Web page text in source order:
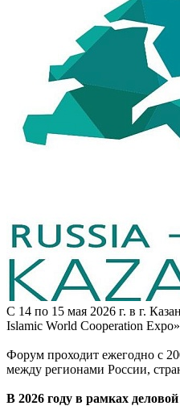
С 14 по 15 мая 2026 г. в г.
Islamic World Cooperation
Форум проходит ежегодно с
между регионами России,
В 2026 году в рамках